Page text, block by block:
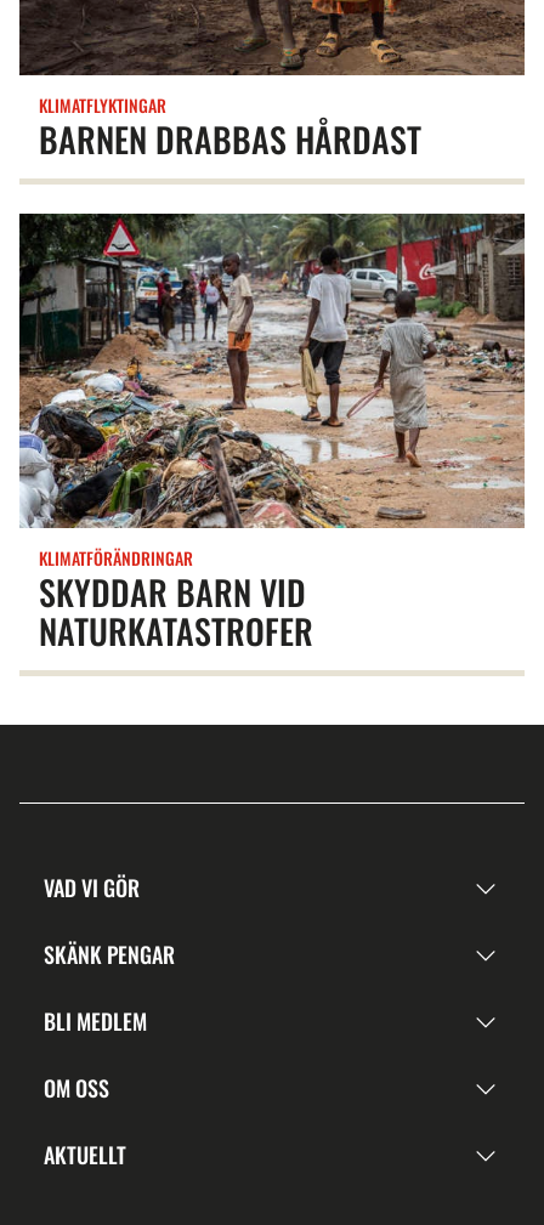
BARNEN DRABBAS HÅRDAST
KLIMATFLYKTINGAR
SKYDDAR BARN VID
NATURKATASTROFER
KLIMATFÖRÄNDRINGAR
VAD VI GÖR
SKÄNK PENGAR
BLI MEDLEM
OM OSS
AKTUELLT